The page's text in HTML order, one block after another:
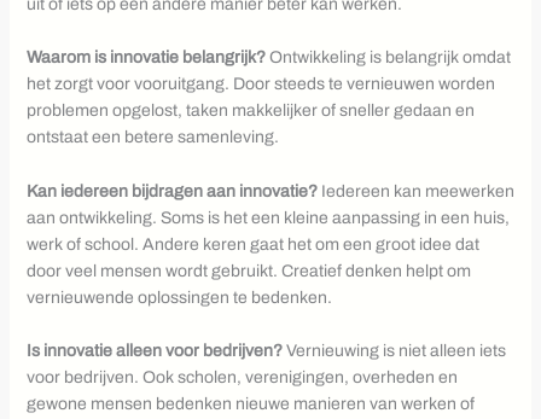
uit of iets op een andere manier beter kan werken.
Waarom is innovatie belangrijk?Ontwikkeling is belangrijk omdat
het zorgt voor vooruitgang. Door steeds te vernieuwen worden
problemen opgelost, taken makkelijker of sneller gedaan en
ontstaat een betere samenleving.
Kan iedereen bijdragen aan innovatie?Iedereen kan meewerken
aan ontwikkeling. Soms is het een kleine aanpassing in een huis,
werk of school. Andere keren gaat het om een groot idee dat
door veel mensen wordt gebruikt. Creatief denken helpt om
vernieuwende oplossingen te bedenken.
Is innovatie alleen voor bedrijven?Vernieuwing is niet alleen iets
voor bedrijven. Ook scholen, verenigingen, overheden en
gewone mensen bedenken nieuwe manieren van werken of